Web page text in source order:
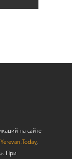
на сайте
Yerevan.Today,
При